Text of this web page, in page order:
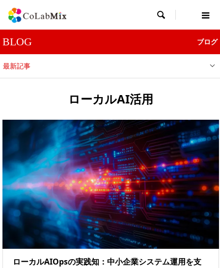

BLOG ブログ
最新記事
ローカルAI活用
ローカルAIOpsの実践知：中小企業システム運用を支